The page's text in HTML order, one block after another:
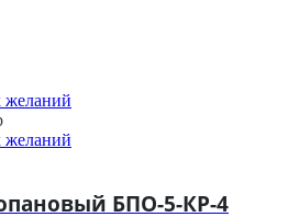
желаний
желаний
БПО-5-КР-4